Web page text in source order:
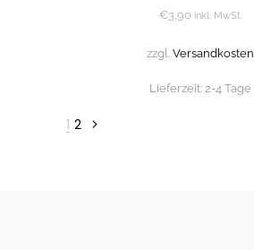
€3,90 inkl. MwSt.
zzgl. Versandkosten
Lieferzeit: 2-4 Tage
1 2